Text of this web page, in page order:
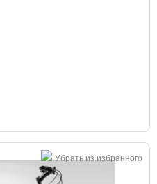
Убрать из избранного